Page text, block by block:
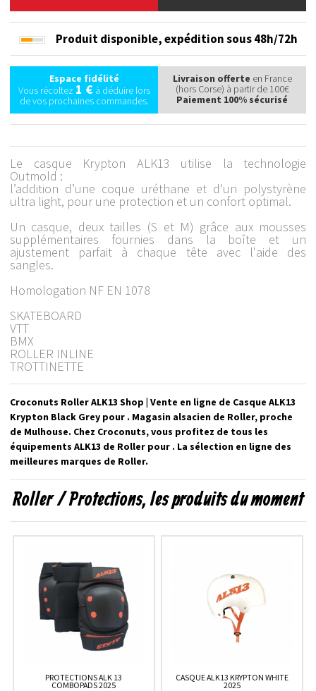
Produit disponible,expédition sous 48h/72h
Espace fidélité
Vous récoltez 1 €à déduire lors
de vos prochaines commandes.
Livraison offerte en France
(hors Corse) à partir de 100€
Paiement 100% sécurisé
Le casque Krypton ALK13 utilise la technologie
Outmold :
l’addition d’une coque uréthane et d'un polystyrène
ultra light, pour une protection et un confort optimal.
Un casque, deux tailles (S et M) grâce aux mousses
supplémentaires fournies dans la boîte et un
ajustement parfait à chaque tête avec l'aide des
sangles.
Homologation NF EN 1078
SKATEBOARD
VTT
BMX
ROLLER INLINE
TROTTINETTE
Croconuts Roller ALK13 Shop | Vente en ligne de Casque ALK13
Krypton Black Grey pour . Magasin alsacien de Roller, proche
de Mulhouse. Chez Croconuts, vous profitez de tous les
équipements ALK13 de Roller pour . La sélection en ligne des
meilleures marques de Roller.
Roller / Protections, les produits du moment
PROTECTIONS ALK 13
COMBOPADS 2025
CASQUE ALK13 KRYPTON WHITE
2025